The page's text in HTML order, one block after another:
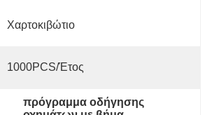
Χαρτοκιβώτιο
1000PCS/έτος
πρόγραμμα οδήγησης